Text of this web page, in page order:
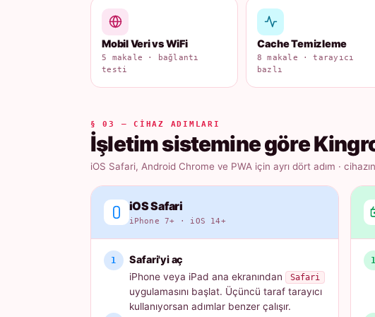
Mobil Veri vs WiFi
5 makale · bağlantı
testi
Cache Temizleme
8 makale · tarayıcı
bazlı
§ 03 — CIHAZ ADIMLARI
İşletim sistemine göre
iOS Safari, Android Chrome ve PWA için ayrı dört adım ·
iOS Safari
iPhone 7+ · iOS 14+
Safari'yi aç
iPhone veya iPad ana ekranından Safari
uygulamasını başlat. Üçüncü taraf tarayıcı
kullanıyorsan adımlar benzer çalışır.